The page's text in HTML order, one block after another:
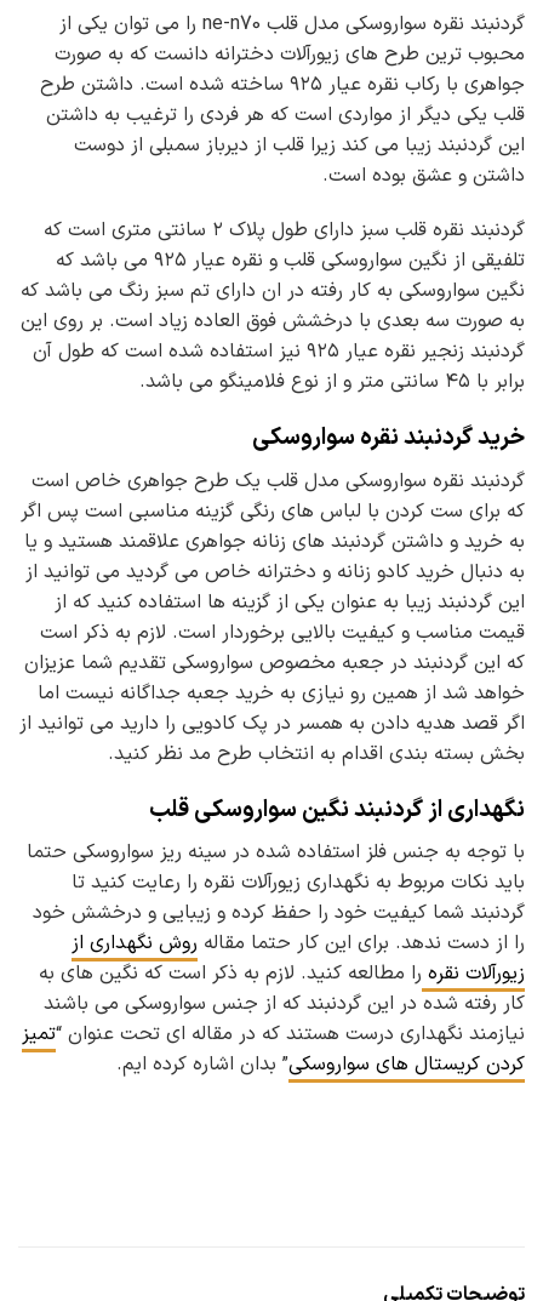
گردنبند نقره سواروسکی مدل قلب ne-n70 را می توان یکی از
محبوب ترین طرح های زیورآلات دخترانه دانست که به صورت
جواهری با رکاب نقره عیار ۹۲۵ ساخته شده است. داشتن طرح
قلب یکی دیگر از مواردی است که هر فردی را ترغیب به داشتن
این گردنبند زیبا می کند زیرا قلب از دیرباز سمبلی از دوست
داشتن و عشق بوده است.
گردنبند نقره قلب سبز دارای طول پلاک ۲ سانتی متری است که
تلفیقی از نگین سواروسکی قلب و نقره عیار ۹۲۵ می باشد که
نگین سواروسکی به کار رفته در ان دارای تم سبز رنگ می باشد که
به صورت سه بعدی با درخشش فوق العاده زیاد است. بر روی این
گردنبند زنجیر نقره عیار ۹۲۵ نیز استفاده شده است که طول آن
برابر با ۴۵ سانتی متر و از نوع فلامینگو می باشد.
خرید گردنبند نقره سواروسکی
گردنبند نقره سواروسکی مدل قلب یک طرح جواهری خاص است
که برای ست کردن با لباس های رنگی گزینه مناسبی است پس اگر
به خرید و داشتن گردنبند های زنانه جواهری علاقمند هستید و یا
به دنبال خرید کادو زنانه و دخترانه خاص می گردید می توانید از
این گردنبند زیبا به عنوان یکی از گزینه ها استفاده کنید که از
قیمت مناسب و کیفیت بالایی برخوردار است. لازم به ذکر است
که این گردنبند در جعبه مخصوص سواروسکی تقدیم شما عزیزان
خواهد شد از همین رو نیازی به خرید جعبه جداگانه نیست اما
اگر قصد هدیه دادن به همسر در پک کادویی را دارید می توانید از
بخش بسته بندی اقدام به انتخاب طرح مد نظر کنید.
نگهداری از گردنبند نگین سواروسکی قلب
با توجه به جنس فلز استفاده شده در سینه ریز سواروسکی حتما
باید نکات مربوط به نگهداری زیورآلات نقره را رعایت کنید تا
گردنبند شما کیفیت خود را حفظ کرده و زیبایی و درخشش خود
را از دست ندهد. برای این کار حتما مقاله روش نگهداری از
زیورآلات نقره را مطالعه کنید. لازم به ذکر است که نگین های به
کار رفته شده در این گردنبند که از جنس سواروسکی می باشند
نیازمند نگهداری درست هستند که در مقاله ای تحت عنوان “تمیز
کردن کریستال های سواروسکی” بدان اشاره کرده ایم.
توضیحات تکمیلی